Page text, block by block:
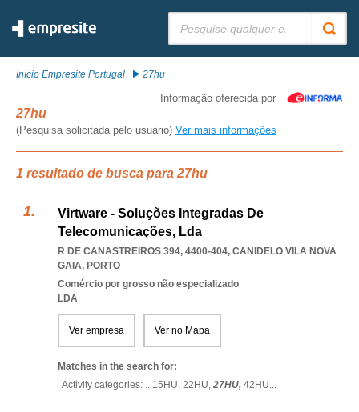
Início Empresite Portugal 27hu
Informação oferecida por
27hu
(Pesquisa solicitada pelo usuário) Ver mais informações
1 resultado de busca para 27hu
Virtware - Soluções Integradas De
Telecomunicações, Lda
R DE CANASTREIROS 394, 4400-404, CANIDELO VILA NOVA
GAIA, PORTO
Comércio por grosso não especializado
LDA
Ver empresa Ver no Mapa
Matches in the search for:
Activity categories: ...15HU, 22HU, 27HU, 42HU...